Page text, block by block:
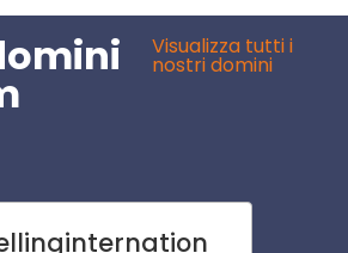
Visualizza tutti i
nostri domini